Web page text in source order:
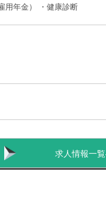
用年金） ・健康診断
求人情報一